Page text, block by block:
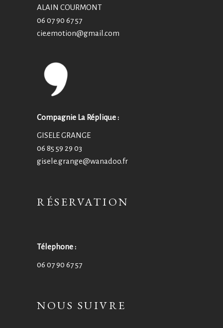
ALAIN COURMONT
06 07 90 67 57
cie.emotion@gmail.com
Compagnie La Réplique :
GISELE GRANGE
06 85 59 29 03
gisele.grange@wanadoo.fr
RÉSERVATION
Télephone :
06 07 90 67 57
NOUS SUIVRE